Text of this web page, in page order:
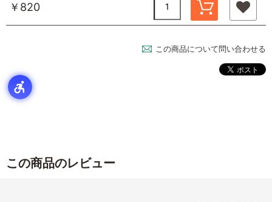
￥820
この商品について問い合わせる
この商品のレビュー